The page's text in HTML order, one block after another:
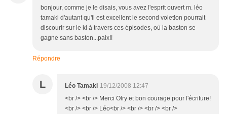
bonjour, comme je le disais, vous avez l'esprit ouvert m. léo
tamaki d'autant qu'il est excellent le second volet!on pourrait
discourir sur le ki à travers ces épisodes, où la baston se
gagne sans baston...paix!!
Répondre
L Léo Tamaki 19/12/2008 12:47
<br /> <br /> Merci Olry et bon courage pour l'écriture!
<br /> <br /> Léo<br /> <br /> <br /> <br />